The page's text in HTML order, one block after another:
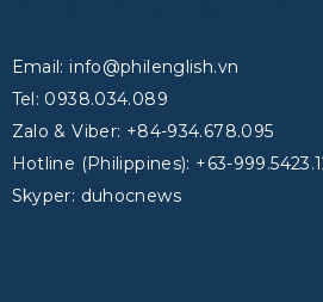
Email: info@philenglish.vn
Tel: 0938.034.089
Zalo & Viber: +84-934.678.095
Hotline (Philippines): +63-
Skyper: duhocnews